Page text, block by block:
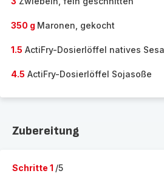
350 g Maronen, gekocht
1.5 ActiFry-Dosierlöffel natives
4.5 ActiFry-Dosierlöffel Sojasoße
Zubereitung
Schritte 1 /5